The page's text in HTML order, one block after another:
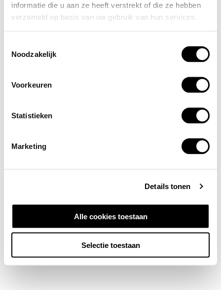
informatie die u aan ze heeft verstrekt of die ze hebben
verzameld op basis van uw gebruik van hun services.
Noodzakelijk
Voorkeuren
Statistieken
Marketing
Details tonen
Alle cookies toestaan
Selectie toestaan